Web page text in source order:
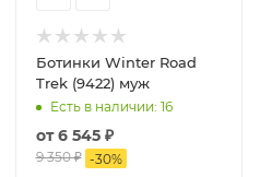
Ботинки Winter Road
Trek (9422) муж
Есть в наличии: 16
от6 545 ₽
9 350 ₽ -30%